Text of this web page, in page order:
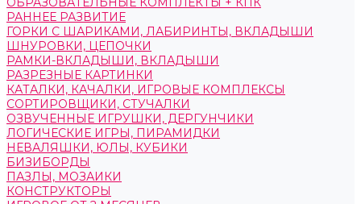
РАННЕЕ РАЗВИТИЕ
ГОРКИ С ШАРИКАМИ, ЛАБИРИНТЫ, ВКЛАДЫШИ
ШНУРОВКИ, ЦЕПОЧКИ
РАМКИ-ВКЛАДЫШИ, ВКЛАДЫШИ
РАЗРЕЗНЫЕ КАРТИНКИ
КАТАЛКИ, КАЧАЛКИ, ИГРОВЫЕ КОМПЛЕКСЫ
СОРТИРОВЩИКИ, СТУЧАЛКИ
ОЗВУЧЕННЫЕ ИГРУШКИ, ДЕРГУНЧИКИ
ЛОГИЧЕСКИЕ ИГРЫ, ПИРАМИДКИ
НЕВАЛЯШКИ, ЮЛЫ, КУБИКИ
БИЗИБОРДЫ
ПАЗЛЫ, МОЗАИКИ
КОНСТРУКТОРЫ